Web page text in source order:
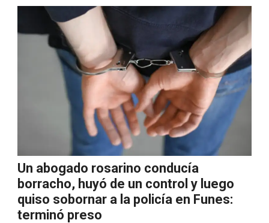
Un abogado rosarino conducía
borracho, huyó de un control y luego
quiso sobornar a la policía en Funes:
terminó preso